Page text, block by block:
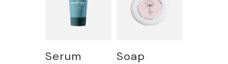
Serum Soap